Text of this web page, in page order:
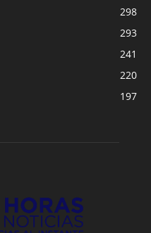
298
293
241
220
197